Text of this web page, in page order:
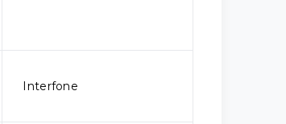
Interfone